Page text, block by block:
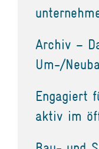
Archiv –
Um-/
Engagiert
aktiv im